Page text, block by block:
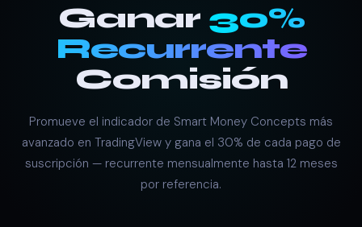
Ganar 30%
Recurrente
Comisión
Promueve el indicador de Smart Money Concepts más
avanzado en TradingView y gana el 30% de cada pago de
suscripción — recurrente mensualmente hasta 12 meses
por referencia.